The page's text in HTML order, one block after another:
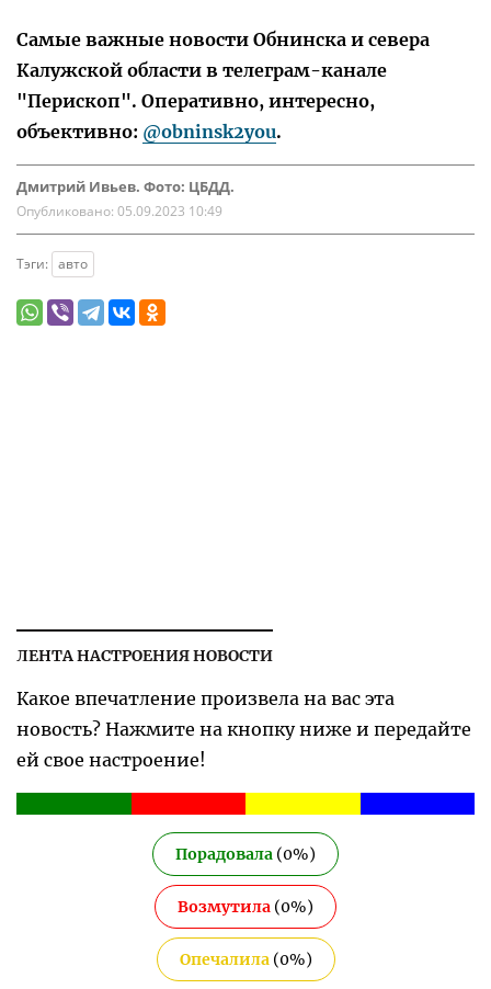
Самые важные новости Обнинска и севера
Калужской области в телеграм-канале
"Перископ". Оперативно, интересно,
объективно: @obninsk2you.
Дмитрий Ивьев. Фото: ЦБДД.
Опубликовано: 05.09.2023 10:49
Тэги: авто
ЛЕНТА НАСТРОЕНИЯ НОВОСТИ
Какое впечатление произвела на вас эта
новость? Нажмите на кнопку ниже и передайте
ей свое настроение!
Порадовала (0%)
Возмутила (0%)
Опечалила(0%)